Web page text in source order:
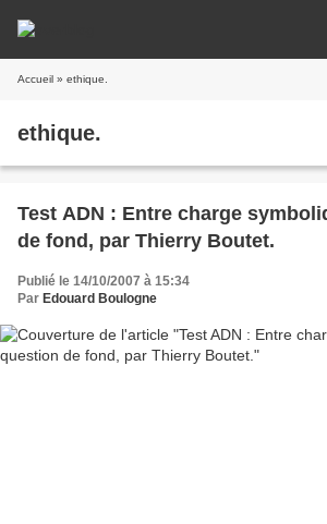
Accueil » ethique.
ethique.
Test ADN : Entre charge
de fond, par Thierry Boutet.
Publié le 14/10/2007 à 15:34
Par Edouard Boulogne